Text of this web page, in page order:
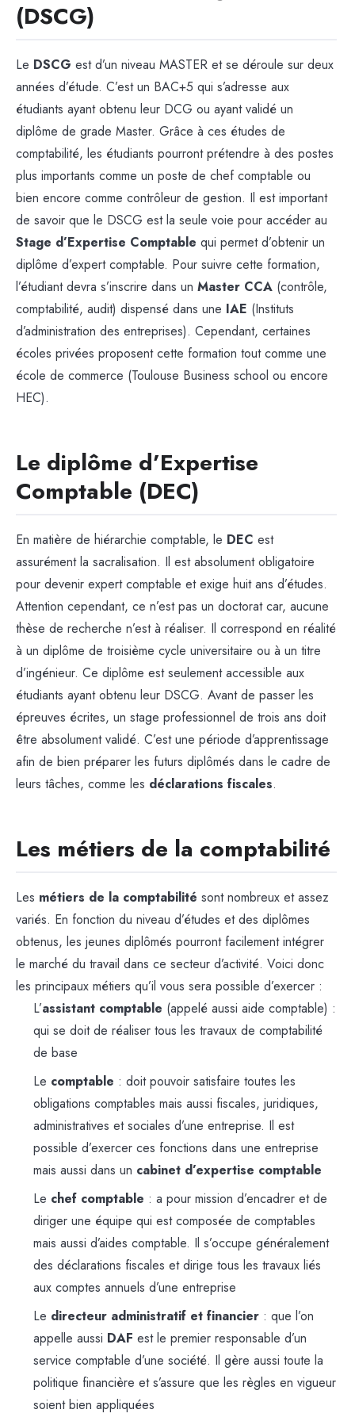
(DSCG)
Le DSCG est d’un niveau MASTER et se déroule sur deux
années d’étude. C’est un BAC+5 qui s’adresse aux
étudiants ayant obtenu leur DCG ou ayant validé un
diplôme de grade Master. Grâce à ces études de
comptabilité, les étudiants pourront prétendre à des postes
plus importants comme un poste de chef comptable ou
bien encore comme contrôleur de gestion. Il est important
de savoir que le DSCG est la seule voie pour accéder au
Stage d’Expertise Comptable qui permet d’obtenir un
diplôme d’expert comptable. Pour suivre cette formation,
l’étudiant devra s’inscrire dans un Master CCA (contrôle,
comptabilité, audit) dispensé dans une IAE (Instituts
d’administration des entreprises). Cependant, certaines
écoles privées proposent cette formation tout comme une
école de commerce (Toulouse Business school ou encore
HEC).
Le diplôme d’Expertise
Comptable (DEC)
En matière de hiérarchie comptable, le DEC est
assurément la sacralisation. Il est absolument obligatoire
pour devenir expert comptable et exige huit ans d’études.
Attention cependant, ce n’est pas un doctorat car, aucune
thèse de recherche n’est à réaliser. Il correspond en réalité
à un diplôme de troisième cycle universitaire ou à un titre
d’ingénieur. Ce diplôme est seulement accessible aux
étudiants ayant obtenu leur DSCG. Avant de passer les
épreuves écrites, un stage professionnel de trois ans doit
être absolument validé. C’est une période d’apprentissage
afin de bien préparer les futurs diplômés dans le cadre de
leurs tâches, comme les déclarations fiscales.
Les métiers de la comptabilité
Les métiers de la comptabilité sont nombreux et assez
variés. En fonction du niveau d’études et des diplômes
obtenus, les jeunes diplômés pourront facilement intégrer
le marché du travail dans ce secteur d’activité. Voici donc
les principaux métiers qu’il vous sera possible d’exercer :
L’assistant comptable (appelé aussi aide comptable) :
qui se doit de réaliser tous les travaux de comptabilité
de base
Le comptable : doit pouvoir satisfaire toutes les
obligations comptables mais aussi fiscales, juridiques,
administratives et sociales d’une entreprise. Il est
possible d’exercer ces fonctions dans une entreprise
mais aussi dans un cabinet d’expertise comptable
Le chef comptable : a pour mission d’encadrer et de
diriger une équipe qui est composée de comptables
mais aussi d’aides comptable. Il s’occupe généralement
des déclarations fiscales et dirige tous les travaux liés
aux comptes annuels d’une entreprise
Le directeur administratif et financier : que l’on
appelle aussi DAF est le premier responsable d’un
service comptable d’une société. Il gère aussi toute la
politique financière et s’assure que les règles en vigueur
soient bien appliquées